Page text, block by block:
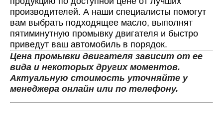
производителей. А наши специалисты помогут
вам выбрать подходящее масло, выполнят
пятиминутную промывку двигателя и быстро
приведут ваш автомобиль в порядок.
Цена промывки двигателя зависит от ее
вида и некоторых других моментов.
Актуальную стоимость уточняйте у
менеджера онлайн или по телефону.